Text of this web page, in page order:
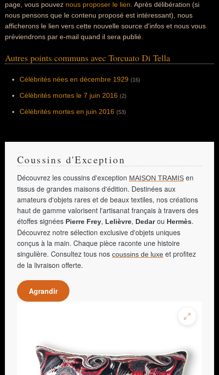
page, vous pouvez nous proposer le lien . Après délibération (si
nous pensons que le contenu proposé est intéressant), nous
afficherons le lien vers cette nouvelle source d'infos et nous vous
préviendrons par e-mail quand il sera publié.
Autres points communs avec Torcuato Di Tella
Célébrités nées en décembre 1929 (16)
Célébrités mortes le 7 juin 2016 (2)
Célébrités mortes en juin 2016 (53)
Coussins d'Exception
Découvrez les coussins d'exception MAISON TRAMIS en
tissus de grandes maisons d'édition. Destinées aux
amateurs d'objets rares et de beaux textiles, nos créations
haut de gamme valorisent l'artisanat français à travers des
étoffes signées Pierre Frey, Lelièvre, Dedarou Hermès.
Découvrez notre sélection exclusive d'objets uniques
conçus à la main. Chaque pièce raconte une histoire
singulière. Consultez tous nos coussins de luxe et profitez
de la livraison offerte.
Agrandir